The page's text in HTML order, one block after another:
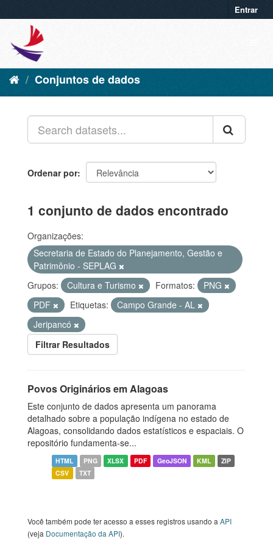
Entrar
Conjuntos de dados
Ordenar por
1 conjunto de dados encontrado
Organizações:
Secretaria de Estado do Planejamento, Gestão e
Patrimônio - SEPLAG
Grupos:
Cultura e Turismo Formatos:
PNG
PDF
Etiquetas:
Campo Grande - AL
Jeripancó
Filtrar Resultados
Povos Originários em Alagoas
Este conjunto de dados apresenta um panorama
detalhado sobre a população indígena no estado de
Alagoas, consolidando dados estatísticos e espaciais. O
repositório fundamenta-se...
HTML PNG XLSX PDF GeoJSON KML
ZIP
CSV
TXT
Você também pode ter acesso a esses registros usando a API
(veja Documentação da API).